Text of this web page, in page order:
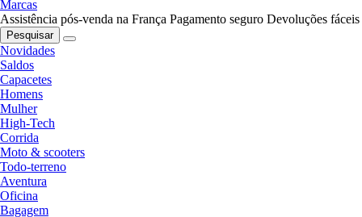
Marcas
Assistência pós-venda na França Pagamento seguro Devoluções fáceis
Pesquisar
Novidades
Saldos
Capacetes
Homens
Mulher
High-Tech
Corrida
Moto & scooters
Todo-terreno
Aventura
Oficina
Bagagem